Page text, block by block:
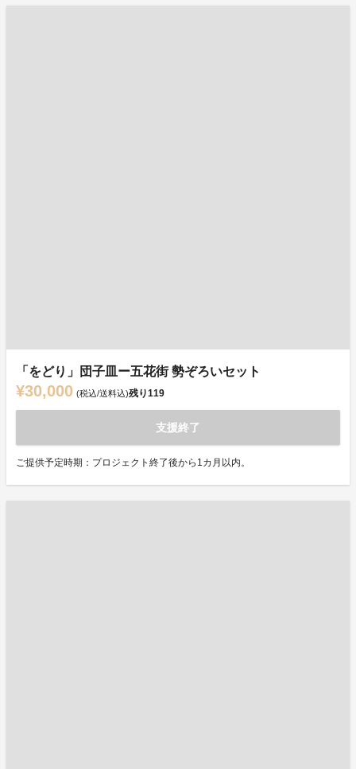
「をどり」団子皿ー五花街 勢ぞろいセット
¥30,000 (税込/送料込)残り119
支援終了
ご提供予定時期：プロジェクト終了後から1カ月以内。